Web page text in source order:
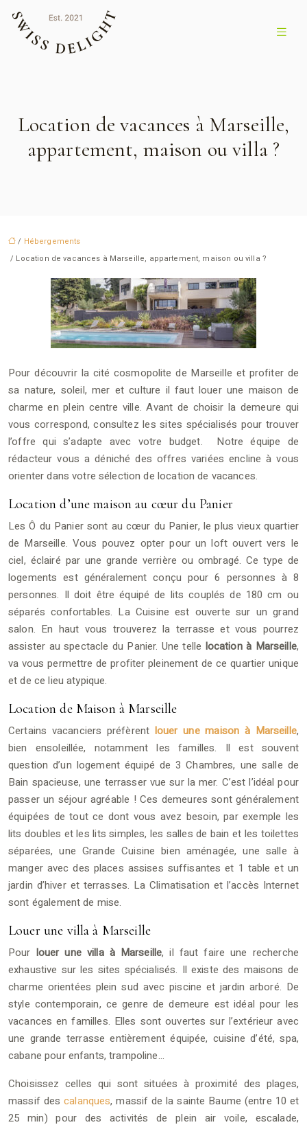
Location de vacances à Marseille,
appartement, maison ou villa ?
/ Hébergements
/ Location de vacances à Marseille, appartement, maison ou villa ?
Pour découvrir la cité cosmopolite de Marseille et profiter de
sa nature, soleil, mer et culture il faut louer une maison de
charme en plein centre ville. Avant de choisir la demeure qui
vous correspond, consultez les sites spécialisés pour trouver
l’offre qui s’adapte avec votre budget. Notre équipe de
rédacteur vous a déniché des offres variées encline à vous
orienter dans votre sélection de location de vacances.
Location d’une maison au cœur du Panier
Les Ô du Panier sont au cœur du Panier, le plus vieux quartier
de Marseille. Vous pouvez opter pour un loft ouvert vers le
ciel, éclairé par une grande verrière ou ombragé. Ce type de
logements est généralement conçu pour 6 personnes à 8
personnes. Il doit être équipé de lits couplés de 180 cm ou
séparés confortables. La Cuisine est ouverte sur un grand
salon. En haut vous trouverez la terrasse et vous pourrez
assister au spectacle du Panier. Une telle location à Marseille,
va vous permettre de profiter pleinement de ce quartier unique
et de ce lieu atypique.
Location de Maison à Marseille
Certains vacanciers préfèrent louer une maison à Marseille,
bien ensoleillée, notamment les familles. Il est souvent
question d’un logement équipé de 3 Chambres, une salle de
Bain spacieuse, une terrasser vue sur la mer. C’est l’idéal pour
passer un séjour agréable ! Ces demeures sont généralement
équipées de tout ce dont vous avez besoin, par exemple les
lits doubles et les lits simples, les salles de bain et les toilettes
séparées, une Grande Cuisine bien aménagée, une salle à
manger avec des places assises suffisantes et 1 table et un
jardin d’hiver et terrasses. La Climatisation et l’accès Internet
sont également de mise.
Louer une villa à Marseille
Pour louer une villa à Marseille, il faut faire une recherche
exhaustive sur les sites spécialisés. Il existe des maisons de
charme orientées plein sud avec piscine et jardin arboré. De
style contemporain, ce genre de demeure est idéal pour les
vacances en familles. Elles sont ouvertes sur l’extérieur avec
une grande terrasse entièrement équipée, cuisine d’été, spa,
cabane pour enfants, trampoline…
Choisissez celles qui sont situées à proximité des plages,
massif descalanques, massif de la sainte Baume (entre 10 et
25 min) pour des activités de plein air voile, escalade,